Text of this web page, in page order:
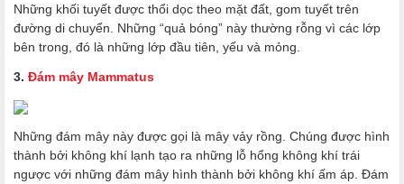
Những khối tuyết được thổi dọc theo mặt đất, gom tuyết trên
đường di chuyển. Những “quả bóng” này thường rỗng vì các lớp
bên trong, đó là những lớp đầu tiên, yếu và mỏng.
3. Đám mây Mammatus
Những đám mây này được gọi là mây vảy rồng. Chúng được hình
thành bởi không khí lạnh tạo ra những lỗ hổng không khí trái
ngược với những đám mây hình thành bởi không khí ấm áp. Đám